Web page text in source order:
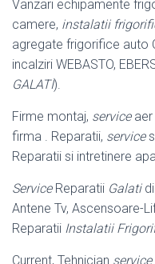
Vanzari echipamente
camere, instalatii
agregate frigorifice auto
incalziri WEBASTO,
GALATI).
Firme montaj, serviceaer
firma . Reparatii, service
Reparatii si intretinere
ServiceReparatii Galati
Antene Tv, Ascensoare-
Reparatii Instalatii
Current, Tehnician